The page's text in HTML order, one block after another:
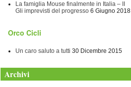
La famiglia Mouse finalmente in Italia – II
Gli imprevisti del progresso 6 Giugno 2018
Orco Cicli
Un caro saluto a tutti 30 Dicembre 2015
Archivi